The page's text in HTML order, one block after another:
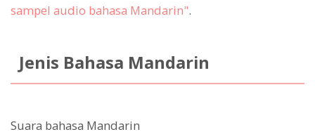
sampel audio bahasa Mandarin".
Jenis Bahasa Mandarin
Suara bahasa Mandarin